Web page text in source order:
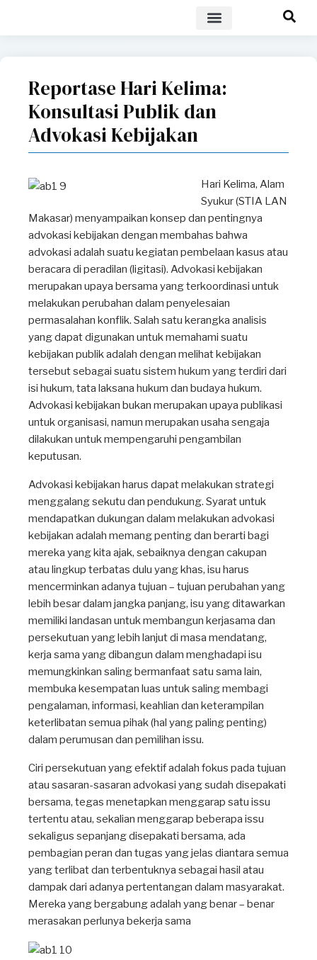
Reportase Hari Kelima:
Konsultasi Publik dan
Advokasi Kebijakan
Hari Kelima, Alam
Syukur (STIA LAN
Makasar) menyampaikan konsep dan pentingnya
advokasi kebijakan dengan membahas bahwa
advokasi adalah suatu kegiatan pembelaan kasus atau
beracara di peradilan (ligitasi). Advokasi kebijakan
merupakan upaya bersama yang terkoordinasi untuk
melakukan perubahan dalam penyelesaian
permasalahan konflik. Salah satu kerangka analisis
yang dapat digunakan untuk memahami suatu
kebijakan publik adalah dengan melihat kebijakan
tersebut sebagai suatu sistem hukum yang terdiri dari
isi hukum, tata laksana hukum dan budaya hukum.
Advokasi kebijakan bukan merupakan upaya publikasi
untuk organisasi, namun merupakan usaha sengaja
dilakukan untuk mempengaruhi pengambilan
keputusan.
Advokasi kebijakan harus dapat melakukan strategi
menggalang sekutu dan pendukung. Syarat untuk
mendapatkan dukungan dalam melakukan advokasi
kebijakan adalah memang penting dan berarti bagi
mereka yang kita ajak, sebaiknya dengan cakupan
atau lingkup terbatas dulu yang khas, isu harus
mencerminkan adanya tujuan – tujuan perubahan yang
lebih besar dalam jangka panjang, isu yang ditawarkan
memiliki landasan untuk membangun kerjasama dan
persekutuan yang lebih lanjut di masa mendatang,
kerja sama yang dibangun dalam menghadapi isu
memungkinkan saling bermanfaat satu sama lain,
membuka kesempatan luas untuk saling membagi
pengalaman, informasi, keahlian dan keterampilan
keterlibatan semua pihak (hal yang paling penting)
dalam perumusan dan pemilihan issu.
Ciri persekutuan yang efektif adalah fokus pada tujuan
atau sasaran-sasaran advokasi yang sudah disepakati
bersama, tegas menetapkan menggarap satu issu
tertentu atau, sekalian menggarap beberapa issu
sekaligus sepanjang disepakati bersama, ada
pembagian peran dan tugas yang jelas diantara semua
yang terlibat dan terbentuknya sebagai hasil atau
dampak dari adanya pertentangan dalam masyarakat.
Mereka yang bergabung adalah yang benar – benar
merasakan perlunya bekerja sama